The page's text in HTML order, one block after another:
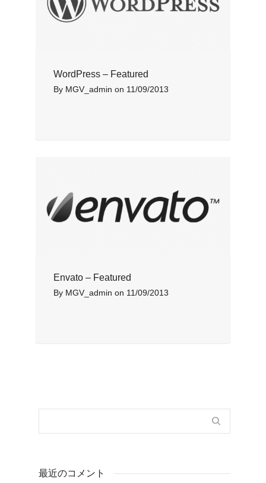
WordPress – Featured
By MGV_admin on 11/09/2013
Envato – Featured
By MGV_admin on 11/09/2013
最近のコメント